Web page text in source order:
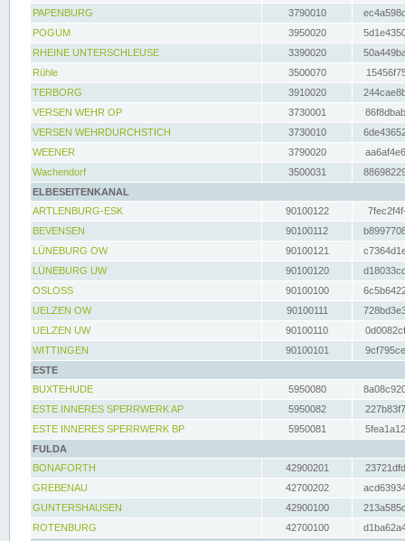
PAPENBURG
3790010
POGUM
3950020
RHEINE UNTERSCHLEUSE
3390020
Rühle
3500070
TERBORG
3910020
VERSEN WEHR OP
3730001
VERSEN WEHRDURCHSTICH
3730010
WEENER
3790020
Wachendorf
3500031
ELBESEITENKANAL
ARTLENBURG-ESK
90100122
BEVENSEN
90100112
LÜNEBURG OW
90100121
LÜNEBURG UW
90100120
OSLOSS
90100100
UELZEN OW
90100111
UELZEN UW
90100110
WITTINGEN
90100101
ESTE
BUXTEHUDE
5950080
ESTE INNERES SPERRWERK AP
5950082
ESTE INNERES SPERRWERK BP
5950081
FULDA
BONAFORTH
42900201
GREBENAU
42700202
GUNTERSHAUSEN
42900100
ROTENBURG
42700100